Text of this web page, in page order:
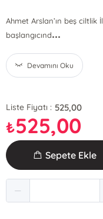
Ahmet Arslan’ın beş ciltlik
başlangıcınd...
Devamını Oku
Liste Fiyatı : 525,00
₺525,00
Sepete Ekle